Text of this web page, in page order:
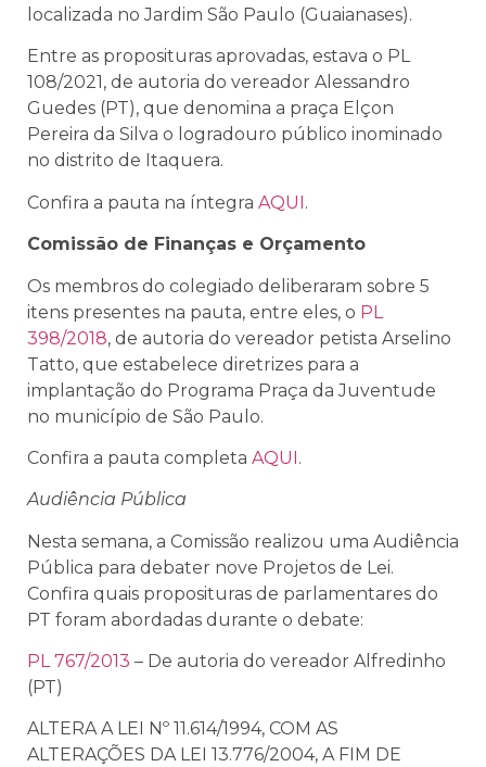
localizada no Jardim São Paulo (Guaianases).
Entre as proposituras aprovadas, estava o PL
108/2021, de autoria do vereador Alessandro
Guedes (PT), que denomina a praça Elçon
Pereira da Silva o logradouro público inominado
no distrito de Itaquera.
Confira a pauta na íntegra AQUI.
Comissão de Finanças e Orçamento
Os membros do colegiado deliberaram sobre 5
itens presentes na pauta, entre eles, o PL
398/2018, de autoria do vereador petista Arselino
Tatto, que estabelece diretrizes para a
implantação do Programa Praça da Juventude
no município de São Paulo.
Confira a pauta completa AQUI.
Audiência Pública
Nesta semana, a Comissão realizou uma Audiência
Pública para debater nove Projetos de Lei.
Confira quais proposituras de parlamentares do
PT foram abordadas durante o debate:
PL 767/2013 – De autoria do vereador Alfredinho
(PT)
ALTERA A LEI Nº 11.614/1994, COM AS
ALTERAÇÕES DA LEI 13.776/2004, A FIM DE